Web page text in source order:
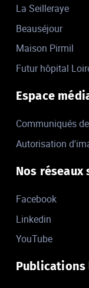
La Seilleraye
Beauséjour
Maison Pirmil
Futur hôpital
Espace
Communiqués
Autorisation
Nos réseaux
Facebook
Linkedin
YouTube
Publications